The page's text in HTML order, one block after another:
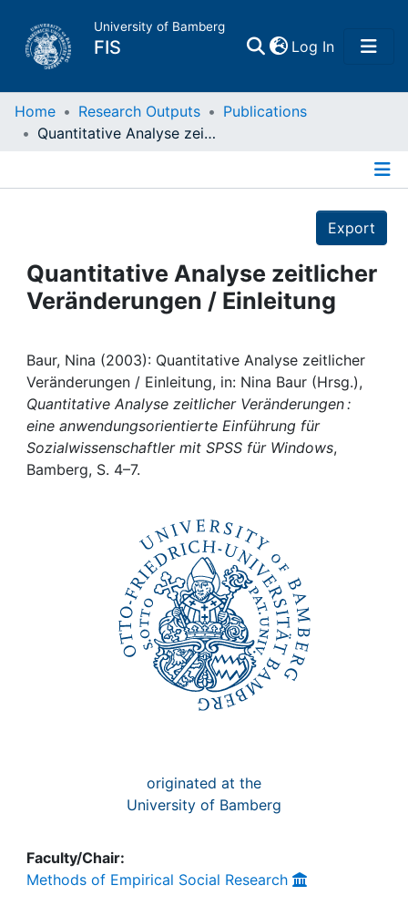
University of Bamberg
FIS Log In(current)
Home
Projects
People
Institutions
Awards
My FIS
Home Research Outputs
Publications
Quantitative Analyse zeitlicher Veränderungen / Einleitung
Export
Quantitative Analyse zeitlicher
Veränderungen / Einleitung
Baur, Nina (2003): Quantitative Analyse zeitlicher
Veränderungen / Einleitung, in: Nina Baur (Hrsg.),
Quantitative Analyse zeitlicher Veränderungen :
eine anwendungsorientierte Einführung für
Sozialwissenschaftler mit SPSS für Windows,
Bamberg, S. 4–7.
originated at the
University of Bamberg
Faculty/Chair:
Methods of Empirical Social Research